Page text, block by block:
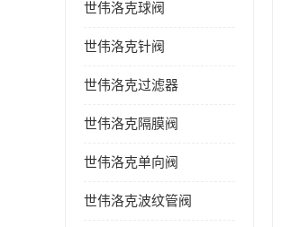
世伟洛克球阀
世伟洛克针阀
世伟洛克过滤器
世伟洛克隔膜阀
世伟洛克单向阀
世伟洛克波纹管阀